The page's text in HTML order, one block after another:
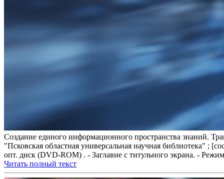
Создание единого информационного пространства знаний.
"Псковская областная универсальная научная библиотека" ;
опт. диск (DVD-ROM) . - Заглавие с титульного экрана. -
Читать полный текст